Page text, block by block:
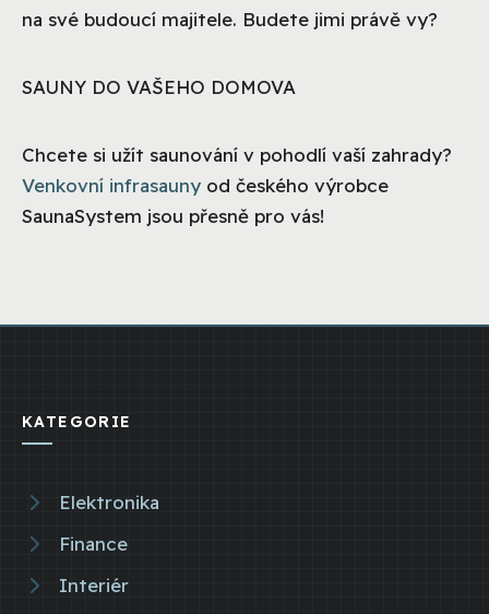
na své budoucí majitele. Budete jimi právě vy?
SAUNY DO VAŠEHO DOMOVA
Chcete si užít saunování v pohodlí vaší zahrady?
Venkovní infrasauny od českého výrobce
SaunaSystem jsou přesně pro vás!
KATEGORIE
Elektronika
Finance
Interiér